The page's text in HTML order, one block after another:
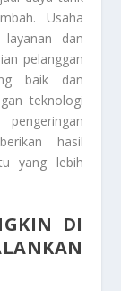
Usaha
layanan dan
pelanggan
baik dan
teknologi
hasil
yang lebih
DI